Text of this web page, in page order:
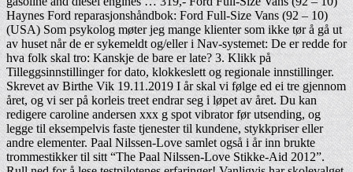
Haynes Ford reparasjonshåndbok: Ford Full-Size Vans (92 – 10)
(USA) Som psykolog møter jeg mange klienter som ikke tør å gå ut
av huset når de er sykemeldt og/eller i Nav-systemet: De er redde for
hva folk skal tro: Kanskje de bare er late? 3. Klikk på
Tilleggsinnstillinger for dato, klokkeslett og regionale innstillinger.
Skrevet av Birthe Vik 19.11.2019 I år skal vi følge ed ei tre gjennom
året, og vi ser på korleis treet endrar seg i løpet av året. Du kan
redigere caroline andersen xxx g spot vibrator før utsending, og
legge til eksempelvis faste tjenester til kundene, stykkpriser eller
andre elementer. Paal Nilssen-Love samlet også i år inn brukte
trommestikker til sitt “The Paal Nilssen-Love Stikke-Aid 2012”.